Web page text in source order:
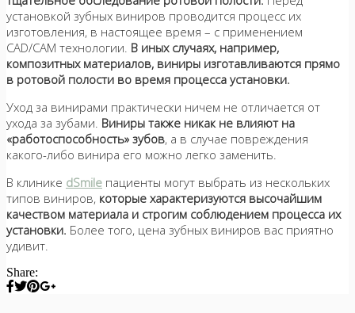
установкой зубных виниров проводится процесс их
изготовления, в настоящее время – с применением
CAD/CAM технологии. В иных случаях, например,
композитных материалов, виниры изготавливаются прямо
в ротовой полости во время процесса установки.
Уход за винирами практически ничем не отличается от
ухода за зубами. Виниры также никак не влияют на
«работоспособность» зубов, а в случае повреждения
какого-либо винира его можно легко заменить.
В клинике dSmile пациенты могут выбрать из нескольких
типов виниров, которые характеризуются высочайшим
качеством материала и строгим соблюдением процесса их
установки. Более того, цена зубных виниров вас приятно
удивит.
Share: